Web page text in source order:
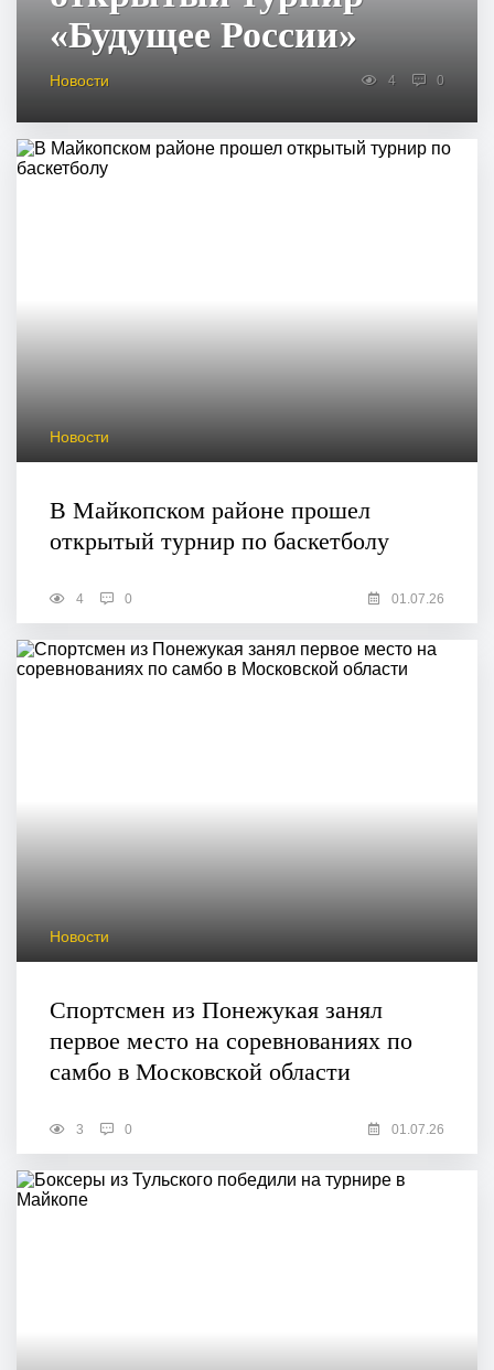
«Будущее России»
Новости 4 0
Новости
В Майкопском районе прошел
открытый турнир по баскетболу
4 0 01.07.26
Новости
Спортсмен из Понежукая занял
первое место на соревнованиях по
самбо в Московской области
3 0 01.07.26